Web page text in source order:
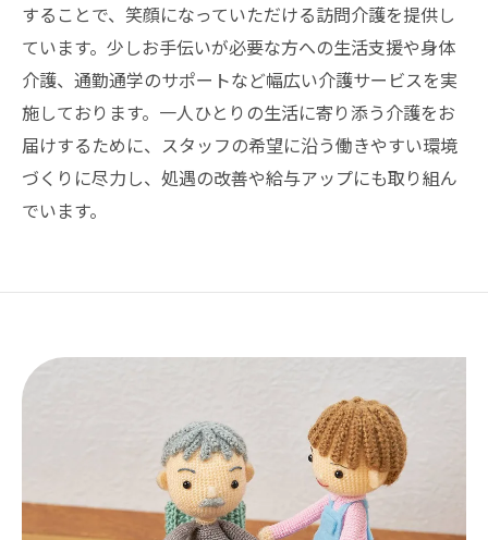
することで、笑顔になっていただける訪問介護を提供し
ています。少しお手伝いが必要な方への生活支援や身体
介護、通勤通学のサポートなど幅広い介護サービスを実
施しております。一人ひとりの生活に寄り添う介護をお
届けするために、スタッフの希望に沿う働きやすい環境
づくりに尽力し、処遇の改善や給与アップにも取り組ん
でいます。